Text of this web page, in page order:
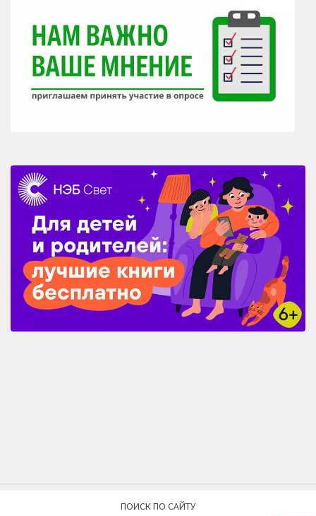
ПОИСК ПО САЙТУ